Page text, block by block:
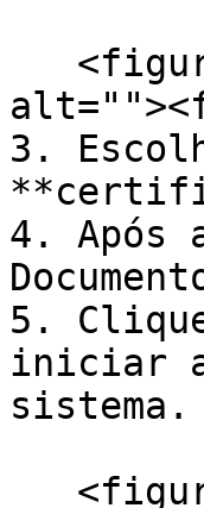
3.
4. Após
5.
iniciar a
sistema.